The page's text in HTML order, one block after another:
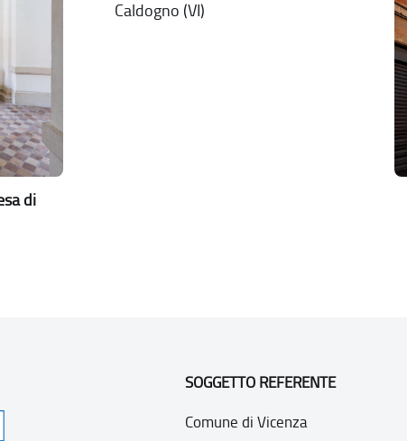
di
Caldogno (VI)
SOGGETTO REFERENTE
Comune di Vicenza